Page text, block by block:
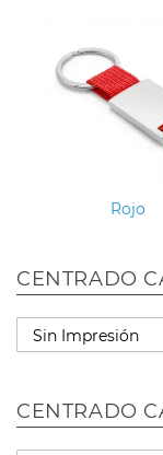
Rojo
CENTRADO
CENTRADO